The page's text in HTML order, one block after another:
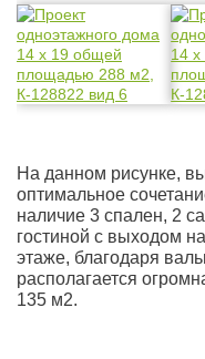
На данном рисунке,
оптимальное
наличие 3 спален, 2
гостиной с выходом
этаже, благодаря
располагается
135 м2.